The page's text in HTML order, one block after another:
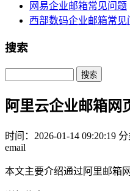
网易企业邮箱常见问题
西部数码企业邮箱常见
搜索
Search
阿里云企业邮箱网
时间：2026-01-14 09:20:19 分
email
本文主要介绍通过阿里邮箱